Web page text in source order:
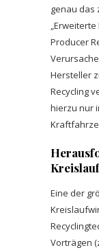
genau das
Producer
Hersteller
Recycling
hierzu nur
Eine der
Vorträgen